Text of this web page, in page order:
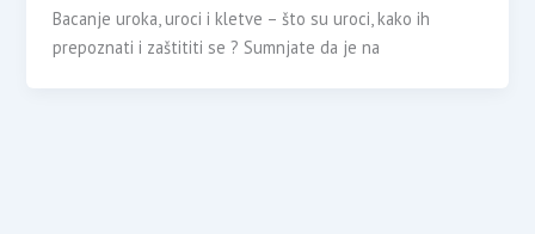
Bacanje uroka, uroci i kletve – što su uroci, kako ih
prepoznati i zaštititi se ? Sumnjate da je na